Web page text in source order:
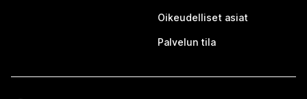
Oikeudelliset asiat
Palvelun tila